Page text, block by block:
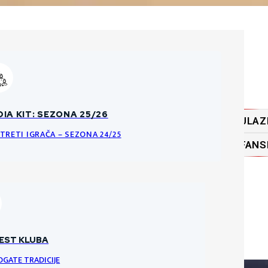
DATOTEKE
KLUBA
TRADICIJE
PRAVILA O PRODAJI ULAZNICA
I PRAVILA ULAZNICA ZA HNK GORICU
KIT: SEZONA 25/26
IGRAČA – SEZONA 24/25